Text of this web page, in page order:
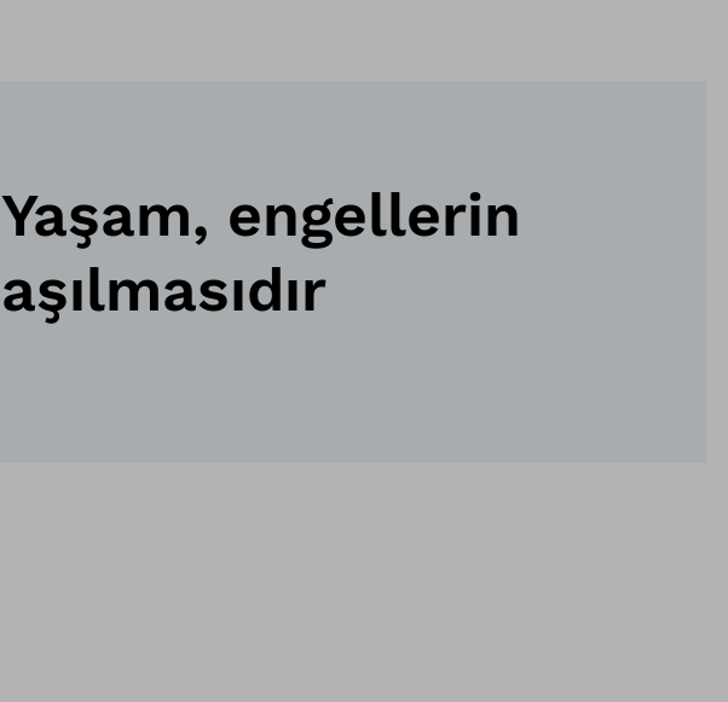
Yaşam, engellerin
aşılmasıdır